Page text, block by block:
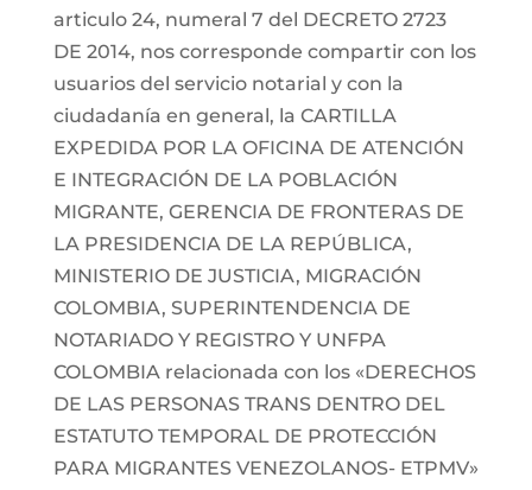
articulo 24, numeral 7 del DECRETO 2723
DE 2014, nos corresponde compartir con los
usuarios del servicio notarial y con la
ciudadanía en general, la CARTILLA
EXPEDIDA POR LA OFICINA DE ATENCIÓN
E INTEGRACIÓN DE LA POBLACIÓN
MIGRANTE, GERENCIA DE FRONTERAS DE
LA PRESIDENCIA DE LA REPÚBLICA,
MINISTERIO DE JUSTICIA, MIGRACIÓN
COLOMBIA, SUPERINTENDENCIA DE
NOTARIADO Y REGISTRO Y UNFPA
COLOMBIA relacionada con los «DERECHOS
DE LAS PERSONAS TRANS DENTRO DEL
ESTATUTO TEMPORAL DE PROTECCIÓN
PARA MIGRANTES VENEZOLANOS- ETPMV»